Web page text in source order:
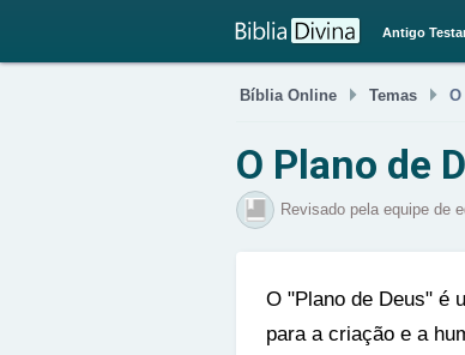
Antigo
Bíblia Online  Temas  O
O Plano de
Revisado pela equipe de
O "Plano de Deus" é
para a criação e a